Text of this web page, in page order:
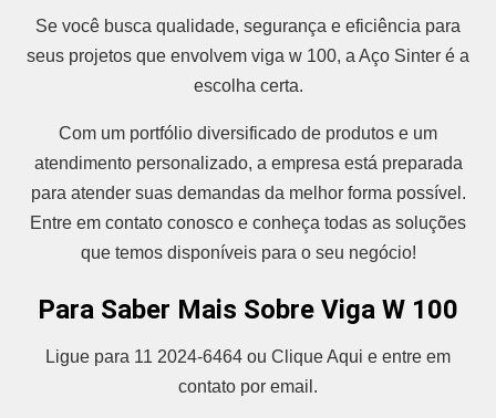
Se você busca qualidade, segurança e eficiência para
seus projetos que envolvem viga w 100, a Aço Sinter é a
escolha certa.
Com um portfólio diversificado de produtos e um
atendimento personalizado, a empresa está preparada
para atender suas demandas da melhor forma possível.
Entre em contato conosco e conheça todas as soluções
que temos disponíveis para o seu negócio!
Para Saber Mais Sobre Viga W 100
Ligue para 11 2024-6464 ou Clique Aqui e entre em
contato por email.